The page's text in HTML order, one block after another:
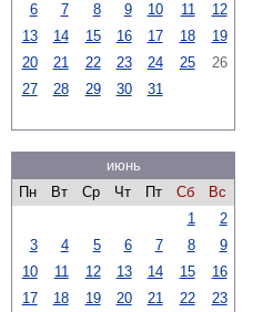
6
7 8 9 10 11
12
13
14 15 16 17 18
19
20
21 22 23 24 25
26
27
28 29 30 31
июнь
Пн
Вт Ср Чт Пт Сб
Вс
1
2
3
4 5 6 7 8
9
10
11 12 13 14 15
16
17
18 19 20 21 22
23